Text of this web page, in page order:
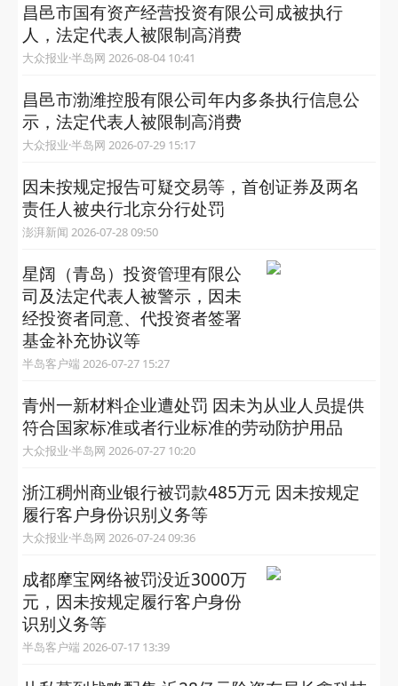
昌邑市国有资产经营投资有限公司成被执行
人，法定代表人被限制高消费
大众报业·半岛网 2026-08-04 10:41
昌邑市渤潍控股有限公司年内多条执行信息公
示，法定代表人被限制高消费
大众报业·半岛网 2026-07-29 15:17
因未按规定报告可疑交易等，首创证券及两名
责任人被央行北京分行处罚
澎湃新闻 2026-07-28 09:50
星阔（青岛）投资管理有限公
司及法定代表人被警示，因未
经投资者同意、代投资者签署
基金补充协议等
半岛客户端 2026-07-27 15:27
青州一新材料企业遭处罚 因未为从业人员提供
符合国家标准或者行业标准的劳动防护用品
大众报业·半岛网 2026-07-27 10:20
浙江稠州商业银行被罚款485万元 因未按规定
履行客户身份识别义务等
大众报业·半岛网 2026-07-24 09:36
成都摩宝网络被罚没近3000万
元，因未按规定履行客户身份
识别义务等
半岛客户端 2026-07-17 13:39